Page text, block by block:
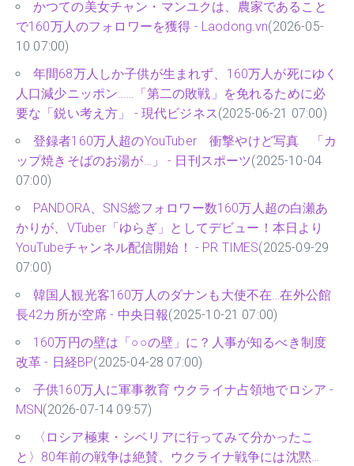
かつての美女チャン・マンユクは、農家であること
で160万人のフォロワーを獲得 - Laodong.vn(2026-05-
10 07:00)
年間68万人しか子供が生まれず、160万人が死にゆく
人口減少ニッポン……「第二の敗戦」を免れるために必
要な「鋭い考え方」 - 現代ビジネス(2025-06-21 07:00)
登録者160万人超のYouTuber 衝撃やけど写真 「カ
ップ焼きそばのお湯が…」 - 日刊スポーツ(2025-10-04
07:00)
PANDORA、SNS総フォロワー数160万人超の白瀬あ
かりが、VTuber「ゆらぎ」としてデビュー！本日より
YouTubeチャンネル配信開始！ - PR TIMES(2025-09-29
07:00)
韓国人観光客160万人のダナンも大使不在…在外公館
長42カ所が空席 - 中央日報(2025-10-21 07:00)
160万円の壁は「○○の壁」に？人事が知るべき制度
改革 - 日経BP(2025-04-28 07:00)
子供160万人に軍事教育 ウクライナ占領地でロシア -
MSN(2026-07-14 09:57)
〈ロシア極東・シベリアに行ってみて分かったこ
と〉80年前の戦争は絶賛、ウクライナ戦争には沈黙…